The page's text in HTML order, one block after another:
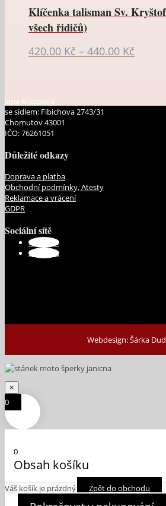
až
Klíčenka talisman Sv.
všech řidičů)
420.00 Kč – 440.00 Kč
Jana Krepsová
se sídlem: Fibichova 2743/31
Chomutov 43001
IČO: 76261051
Důležité odkazy
Doprava a platba
Obchodní podmínky, Atesty
Reklamace a vrácení
GDPR
Sociální sítě
Sledovat
Sledovat
Webdesign: Šárka
×
0
0
Obsah košíku
Váš košík je prázdný Zpět do obchodu